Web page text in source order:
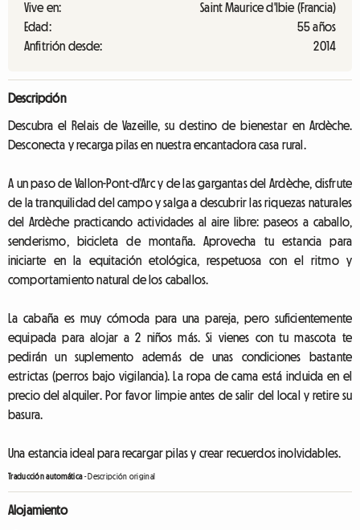
Vive en:
Saint Maurice d'Ibie (Francia)
Edad:
55 años
Anfitrión desde:
2014
Descripción
Descubra el Relais de Vazeille, su destino de bienestar en Ardèche.
Desconecta y recarga pilas en nuestra encantadora casa rural.
A un paso de Vallon-Pont-d'Arc y de las gargantas del Ardèche, disfrute
de la tranquilidad del campo y salga a descubrir las riquezas naturales
del Ardèche practicando actividades al aire libre: paseos a caballo,
senderismo, bicicleta de montaña. Aprovecha tu estancia para
iniciarte en la equitación etológica, respetuosa con el ritmo y
comportamiento natural de los caballos.
La cabaña es muy cómoda para una pareja, pero suficientemente
equipada para alojar a 2 niños más. Si vienes con tu mascota te
pedirán un suplemento además de unas condiciones bastante
estrictas (perros bajo vigilancia). La ropa de cama está incluida en el
precio del alquiler. Por favor limpie antes de salir del local y retire su
basura.
Una estancia ideal para recargar pilas y crear recuerdos inolvidables.
Traducción automática-Descripción original
Alojamiento